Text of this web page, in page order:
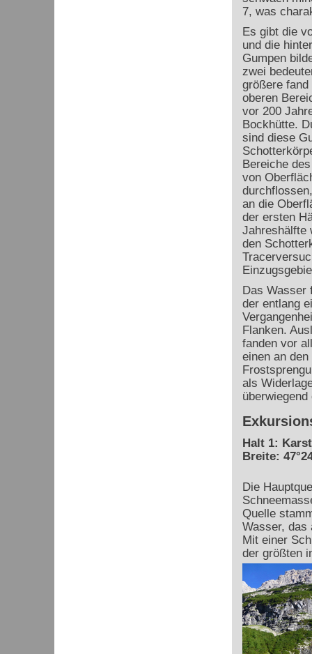
7, was
Es gibt die
und die
Gumpen
zwei
größere
oberen
vor 200
Bockhütte.
sind diese
Bereiche
von
an die
der ersten
Jahreshälfte
den
Das Wasser
der entlang
Flanken.
fanden vor
einen an
als
Halt 1:
Breite:
Die
Quelle
Wasser, das
Mit einer
der größten